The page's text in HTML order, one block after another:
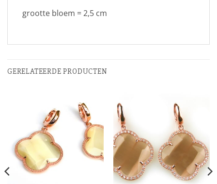
grootte bloem = 2,5 cm
GERELATEERDE PRODUCTEN